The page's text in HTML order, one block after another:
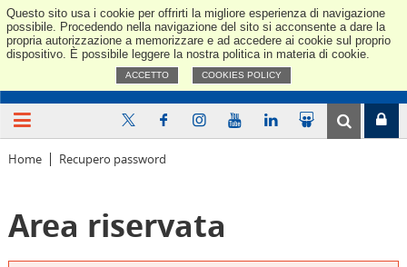
Questo sito usa i cookie per offrirti la migliore esperienza di navigazione
possibile. Procedendo nella navigazione del sito si acconsente a dare la
propria autorizzazione a memorizzare e ad accedere ai cookie sul proprio
dispositivo. È possibile leggere la nostra politica in materia di cookie.
ACCETTO COOKIES POLICY
Home Recupero password
Area riservata